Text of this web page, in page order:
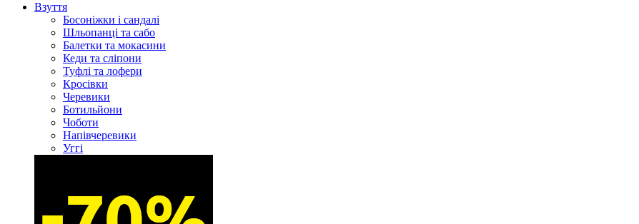
Взуття
Босоніжки і сандалі
Шльопанці та сабо
Балетки та мокасини
Кеди та сліпони
Туфлі та лофери
Кросівки
Черевики
Ботильйони
Чоботи
Напівчеревики
Уггі